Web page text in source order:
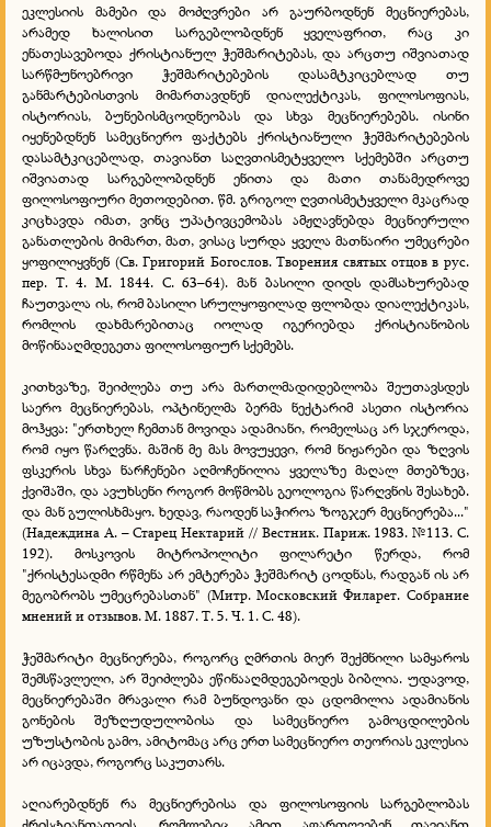
ეკლესიის მამები და მოძღვრები არ გაურბოდნენ მეცნიერებას,
არამედ ხალისით სარგებლობდნენ ყველაფრით, რაც კი
ენათესავებოდა ქრისტიანულ ჭეშმარიტებას, და არცთუ იშვიათად
სარწმუნოებრივი ჭეშმარიტებების დასამტკიცებლად თუ
განმარტებისთვის მიმართავდნენ დიალექტიკას, ფილოსოფიას,
ისტორიას, ბუნებისმცოდნეობას და სხვა მეცნიერებებს. ისინი
იყენებდნენ სამეცნიერო ფაქტებს ქრისტიანული ჭეშმარიტებების
დასამტკიცებლად, თავიანთ საღვთისმეტყველო სქემებში არცთუ
იშვიათად სარგებლობდნენ ენითა და მათი თანამედროვე
ფილოსოფიური მეთოდებით. წმ. გრიგოლ ღვთისმეტყველი მკაცრად
კიცხავდა იმათ, ვინც უპატივცემობას ამჟღავნებდა მეცნიერული
განათლების მიმართ, მათ, ვისაც სურდა ყველა მათნაირი უმეცრები
ყოფილიყვნენ (Св. Григорий Богослов. Творения святых отцов в рус.
пер. Т. 4. М. 1844. С. 63–64). მან ბასილი დიდს დამსახურებად
ჩაუთვალა ის, რომ ბასილი სრულყოფილად ფლობდა დიალექტიკას,
რომლის დახმარებითაც იოლად იგერიებდა ქრისტიანობის
მოწინააღმდეგეთა ფილოსოფიურ სქემებს.
კითხვაზე, შეიძლება თუ არა მართლმადიდებლობა შეუთავსდეს
საერო მეცნიერებას, ოპტინელმა ბერმა ნექტარიმ ასეთი ისტორია
მოჰყვა: "ერთხელ ჩემთან მოვიდა ადამიანი, რომელსაც არ სჯეროდა,
რომ იყო წარღვნა. მაშინ მე მას მოვუყევი, რომ ნიჟარები და ზღვის
ფსკერის სხვა ნარჩენები აღმოჩენილია ყველაზე მაღალ მთებზეც,
ქვიშაში, და ავუხსენი როგორ მოწმობს გეოლოგია წარღვნის შესახებ.
და მან გულისხმაყო. ხედავ, რაოდენ საჭიროა ზოგჯერ მეცნიერება..."
(Надеждина А. – Старец Нектарий // Вестник. Париж. 1983. №113. С.
192). მოსკოვის მიტროპოლიტი ფილარეტი წერდა, რომ
"ქრისტესადმი რწმენა არ ემტერება ჭეშმარიტ ცოდნას, რადგან ის არ
მეგობრობს უმეცრებასთან" (Митр. Московский Филарет. Собрание
мнений и отзывов. М. 1887. Т. 5. Ч. 1. С. 48).
ჭეშმარიტი მეცნიერება, როგორც ღმრთის მიერ შექმნილი სამყაროს
შემსწავლელი, არ შეიძლება ეწინააღმდეგებოდეს ბიბლია. უდავოდ,
მეცნიერებაში მრავალი რამ ბუნდოვანი და ცდომილია ადამიანის
გონების შეზღუდულობისა და სამეცნიერო გამოცდილების
უზუსტობის გამო, ამიტომაც არც ერთ სამეცნიერო თეორიას ეკლესია
არ იცავდა, როგორც საკუთარს.
აღიარებდნენ რა მეცნიერებისა და ფილოსოფიის სარგებლობას